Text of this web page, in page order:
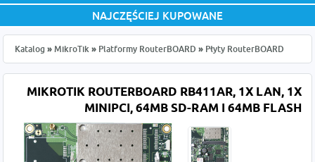
NAJCZĘŚCIEJ KUPOWANE
Katalog » MikroTik » Platformy RouterBOARD » Płyty RouterBOARD
MIKROTIK ROUTERBOARD RB411AR, 1X LAN, 1X
MINIPCI, 64MB SD-RAM I 64MB FLASH